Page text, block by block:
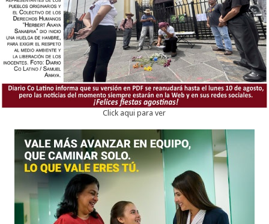
Click aqui para ver